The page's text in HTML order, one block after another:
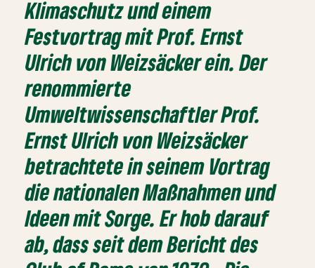
Klimaschutz und einem
Festvortrag mit Prof. Ernst
Ulrich von Weizsäcker ein. Der
renommierte
UmweltwissenschaftlerProf.
Ernst Ulrich von Weizsäcker
betrachtete in seinem Vortrag
die nationalen Maßnahmen und
Ideen mit Sorge. Er hob darauf
ab, dass seit dem Bericht des